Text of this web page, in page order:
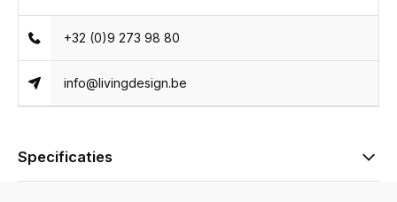
+32 (0)9 273 98 80
info@livingdesign.be
Specificaties